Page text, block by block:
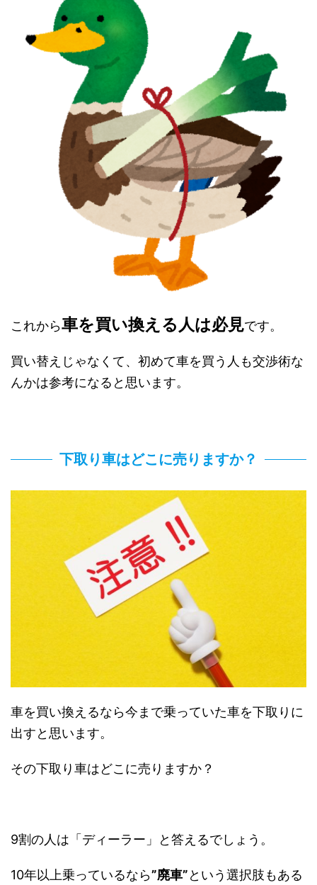
これから車を買い換える人は必見です。
買い替えじゃなくて、初めて車を買う人も交渉術な
んかは参考になると思います。
下取り車はどこに売りますか？
車を買い換えるなら今まで乗っていた車を下取りに
出すと思います。
その下取り車はどこに売りますか？
9割の人は「ディーラー」と答えるでしょう。
10年以上乗っているなら”廃車”という選択肢もある